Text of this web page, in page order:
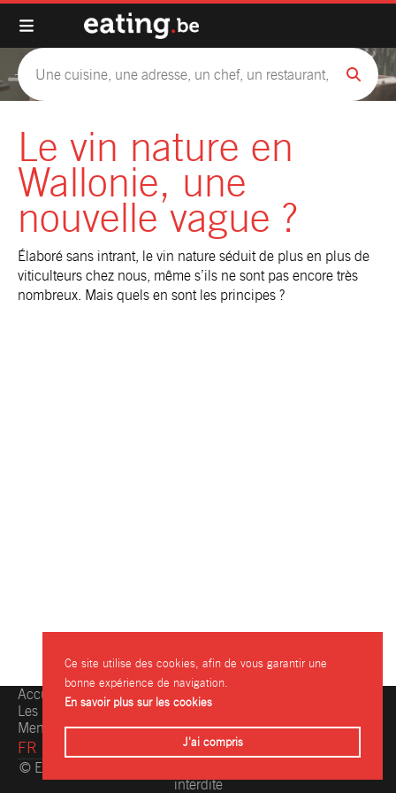
Le vin nature en
Wallonie, une
nouvelle vague ?
Élaboré sans intrant, le vin nature séduit de plus en plus de
viticulteurs chez nous, même s’ils ne sont pas encore très
nombreux. Mais quels en sont les principes ?
Accueil
Les restaurants
Mentions légales
Une question, une info ?
Contactez-nous
FR
© Eating.be 2004-2026 - Toute reproduction même partielle
interdite
Ce site utilise des cookies, afin de vous garantir une
bonne expérience de navigation.
En savoir plus sur les cookies
J'ai compris